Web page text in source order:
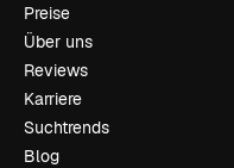
Preise
Über uns
Reviews
Karriere
Suchtrends
Blog